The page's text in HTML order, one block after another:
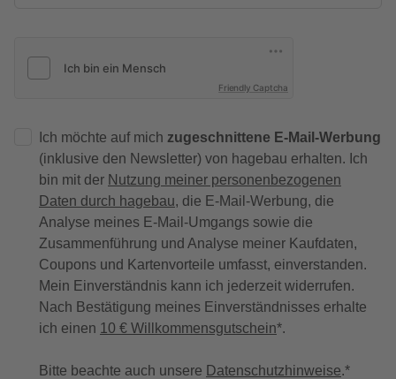
Friendly Captcha
Ich möchte auf mich zugeschnittene E-Mail-Werbung
(inklusive den Newsletter) von hagebau erhalten. Ich
bin mit der Nutzung meiner personenbezogenen
Daten durch hagebau, die E-Mail-Werbung, die
Analyse meines E-Mail-Umgangs sowie die
Zusammenführung und Analyse meiner Kaufdaten,
Coupons und Kartenvorteile umfasst, einverstanden.
Mein Einverständnis kann ich jederzeit widerrufen.
Nach Bestätigung meines Einverständnisses erhalte
ich einen 10 € Willkommensgutschein*.
Bitte beachte auch unsere Datenschutzhinweise.